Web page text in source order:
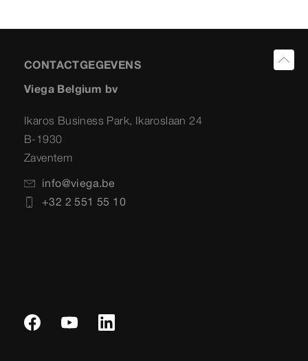
CONTACTGEGEVENS
Viega Belgium bv
Ikaros Business Park, Ikaroslaan 24
B-1930
Zaventem
info@viega.be
+32 2 551 55 10